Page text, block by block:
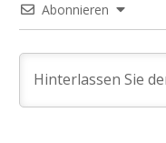
Abonnieren